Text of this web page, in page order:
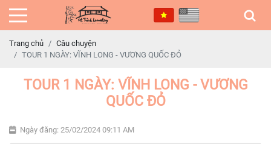
Trang chủ
Câu chuyện
TOUR 1 NGÀY: VĨNH LONG - VƯƠNG QUỐC ĐỎ
TOUR 1 NGÀY: VĨNH LONG - VƯƠNG
QUỐC ĐỎ
Ngày đăng: 25/02/2024 09:11 AM